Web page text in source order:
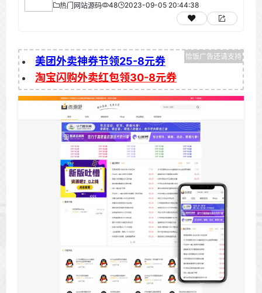
热门网站源码 48 2023-09-05 20:44:38
美团外卖神券节领25-8元券
淘宝闪购外卖红包领30-8元券